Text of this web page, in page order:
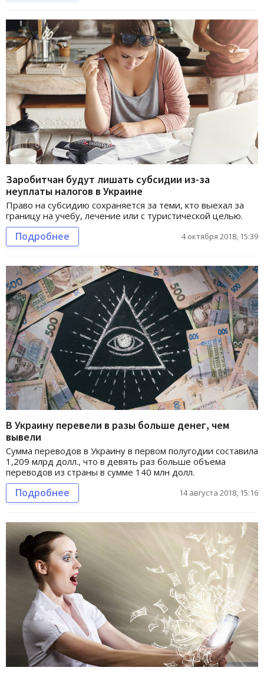
Заробитчан будут лишать субсидии из-за
неуплаты налогов в Украине
Право на субсидию сохраняется за теми, кто выехал за
границу на учебу, лечение или с туристической целью.
Подробнее 4 октября 2018, 15:39
В Украину перевели в разы больше денег, чем
вывели
Сумма переводов в Украину в первом полугодии составила
1,209 млрд долл., что в девять раз больше объема
переводов из страны в сумме 140 млн долл.
Подробнее 14 августа 2018, 15:16